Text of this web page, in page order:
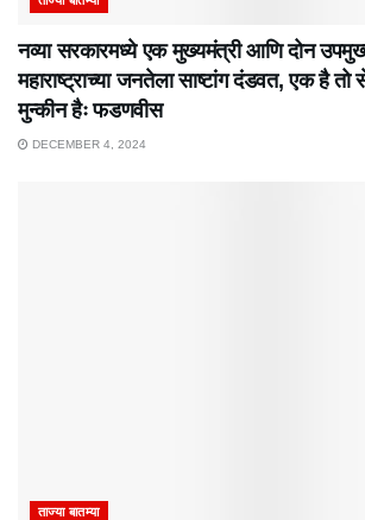
नव्या सरकारमध्ये एक मुख्यमंत्री आणि दोन
महाराष्ट्राच्या जनतेला साष्टांग दंडवत, एक है तो
मुन्कीन हैः फडणवीस
DECEMBER 4, 2024
ताज्या बातम्या